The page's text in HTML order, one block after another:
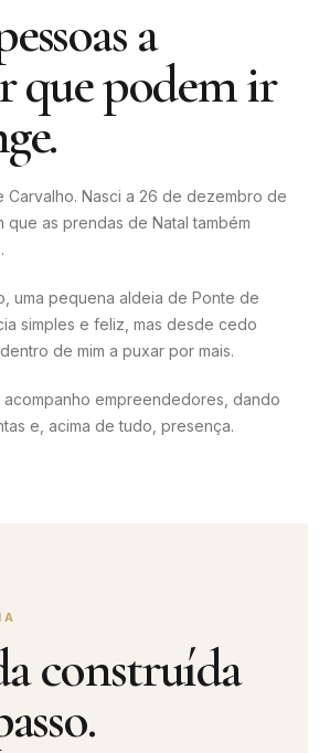
a
que podem ir
Carvalho. Nasci a 26 de dezembro de
que as prendas de Natal também
uma pequena aldeia de Ponte de
simples e feliz, mas desde cedo
de mim a puxar por mais.
empreendedores, dando
e, acima de tudo, presença.
construída